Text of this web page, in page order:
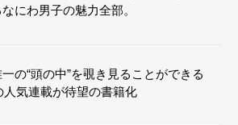
にわ男子の魅力全部。
の“頭の中”を覗き見ることができる
人気連載が待望の書籍化